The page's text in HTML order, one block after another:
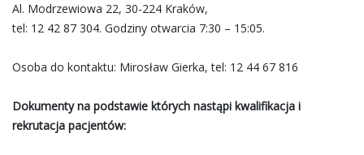
Al. Modrzewiowa 22, 30-224 Kraków,
tel: 12 42 87 304. Godziny otwarcia 7:30 – 15:05.
Osoba do kontaktu: Mirosław Gierka, tel: 12 44 67 816
Dokumenty na podstawie których nastąpi kwalifikacja i
rekrutacja pacjentów: